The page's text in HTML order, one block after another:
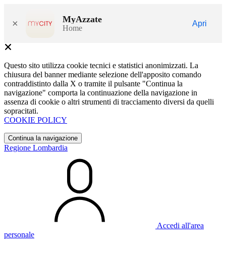
× MyAzzate
Home
Apri
Questo sito utilizza cookie tecnici e statistici anonimizzati. La
chiusura del banner mediante selezione dell'apposito comando
contraddistinto dalla X o tramite il pulsante "Continua la
navigazione" comporta la continuazione della navigazione in
assenza di cookie o altri strumenti di tracciamento diversi da quelli
sopracitati.
COOKIE POLICY
Continua la navigazione
Regione Lombardia
Accedi all'area
personale